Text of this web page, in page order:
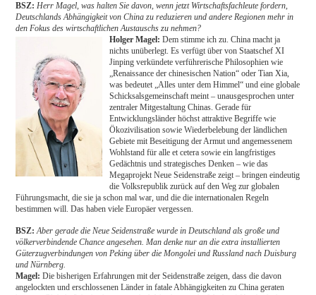
BSZ: Herr Magel, was halten Sie davon, wenn jetzt Wirtschaftsfachleute fordern,
Deutschlands Abhängigkeit von China zu reduzieren und andere Regionen mehr in
den Fokus des wirtschaftlichen Austauschs zu nehmen?
Holger Magel: Dem stimme ich zu. China macht ja
nichts unüberlegt. Es verfügt über von Staatschef XI
Jinping verkündete verführerische Philosophien wie
„Renaissance der chinesischen Nation“ oder Tian Xia,
was bedeutet „Alles unter dem Himmel“ und eine globale
Schicksalsgemeinschaft meint – unausgesprochen unter
zentraler Mitgestaltung Chinas. Gerade für
Entwicklungsländer höchst attraktive Begriffe wie
Ökozivilisation sowie Wiederbelebung der ländlichen
Gebiete mit Beseitigung der Armut und angemessenem
Wohlstand für alle et cetera sowie ein langfristiges
Gedächtnis und strategisches Denken – wie das
Megaprojekt Neue Seidenstraße zeigt – bringen eindeutig
die Volksrepublik zurück auf den Weg zur globalen
Führungsmacht, die sie ja schon mal war, und die die internationalen Regeln
bestimmen will. Das haben viele Europäer vergessen.
BSZ:Aber gerade die Neue Seidenstraße wurde in Deutschland als große und
völkerverbindende Chance angesehen. Man denke nur an die extra installierten
Güterzugverbindungen von Peking über die Mongolei und Russland nach Duisburg
und Nürnberg.
Magel: Die bisherigen Erfahrungen mit der Seidenstraße zeigen, dass die davon
angelockten und erschlossenen Länder in fatale Abhängigkeiten zu China geraten